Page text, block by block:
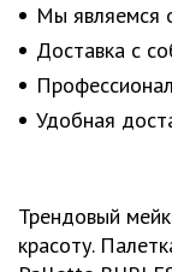
Трендовый
красоту.
Мы являемся
Доставка с
Удобная